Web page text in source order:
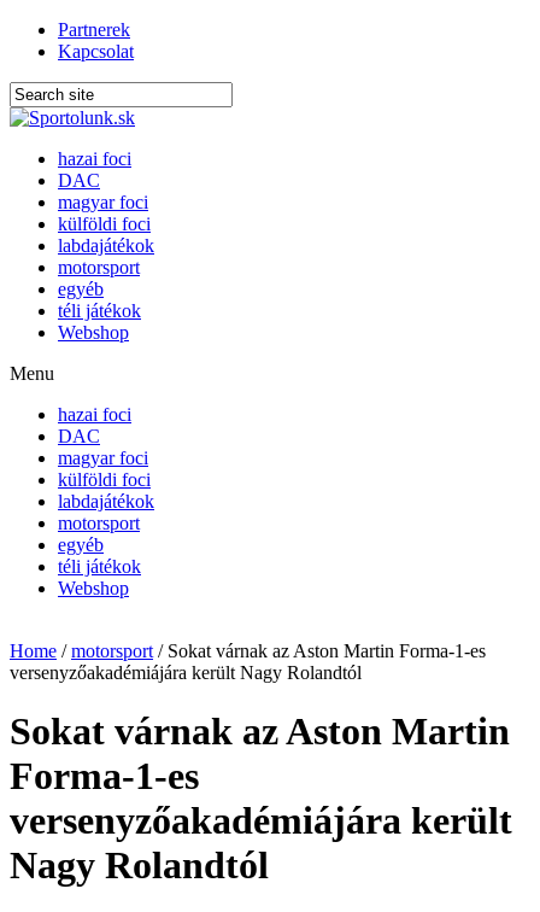
Partnerek
Kapcsolat
hazai foci
DAC
magyar foci
külföldi foci
labdajátékok
motorsport
egyéb
téli játékok
Webshop
Menu
hazai foci
DAC
magyar foci
külföldi foci
labdajátékok
motorsport
egyéb
téli játékok
Webshop
Home /motorsport / Sokat várnak az Aston Martin Forma-1-es
versenyzőakadémiájára került Nagy Rolandtól
Sokat várnak az Aston Martin
Forma-1-es
versenyzőakadémiájára került
Nagy Rolandtól